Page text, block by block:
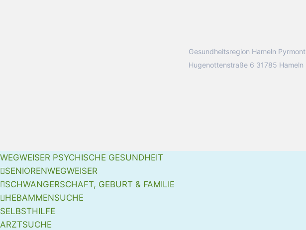
Gesundheitsregion Hameln Pyrmont
Hugenottenstraße 6 31785 Hameln
WEGWEISER PSYCHISCHE GESUNDHEIT
SENIORENWEGWEISER
SCHWANGERSCHAFT, GEBURT & FAMILIE
HEBAMMENSUCHE
SELBSTHILFE
ARZTSUCHE